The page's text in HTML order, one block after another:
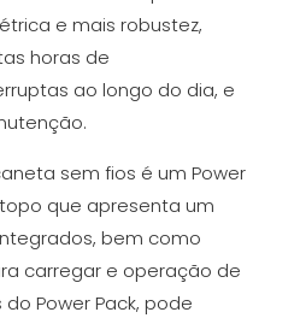
e mais robustez,
horas de
ao longo do dia, e
sem fios é um Power
que apresenta um
bem como
carregar e operação de
Power Pack, pode